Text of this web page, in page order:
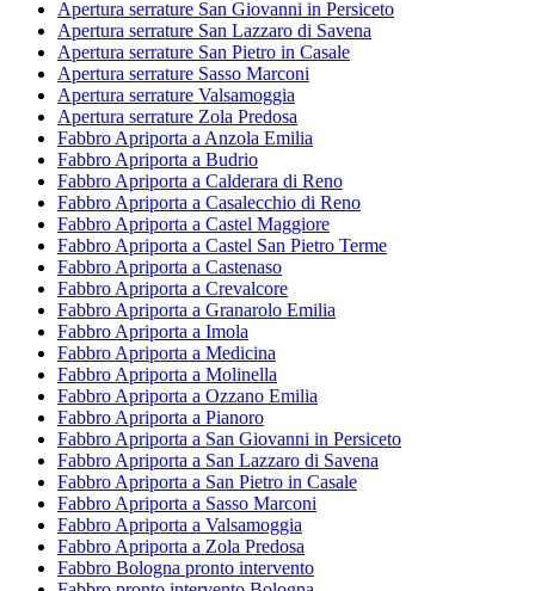
Apertura serrature San Giovanni in Persiceto
Apertura serrature San Lazzaro di Savena
Apertura serrature San Pietro in Casale
Apertura serrature Sasso Marconi
Apertura serrature Valsamoggia
Apertura serrature Zola Predosa
Fabbro Apriporta a Anzola Emilia
Fabbro Apriporta a Budrio
Fabbro Apriporta a Calderara di Reno
Fabbro Apriporta a Casalecchio di Reno
Fabbro Apriporta a Castel Maggiore
Fabbro Apriporta a Castel San Pietro Terme
Fabbro Apriporta a Castenaso
Fabbro Apriporta a Crevalcore
Fabbro Apriporta a Granarolo Emilia
Fabbro Apriporta a Imola
Fabbro Apriporta a Medicina
Fabbro Apriporta a Molinella
Fabbro Apriporta a Ozzano Emilia
Fabbro Apriporta a Pianoro
Fabbro Apriporta a San Giovanni in Persiceto
Fabbro Apriporta a San Lazzaro di Savena
Fabbro Apriporta a San Pietro in Casale
Fabbro Apriporta a Sasso Marconi
Fabbro Apriporta a Valsamoggia
Fabbro Apriporta a Zola Predosa
Fabbro Bologna pronto intervento